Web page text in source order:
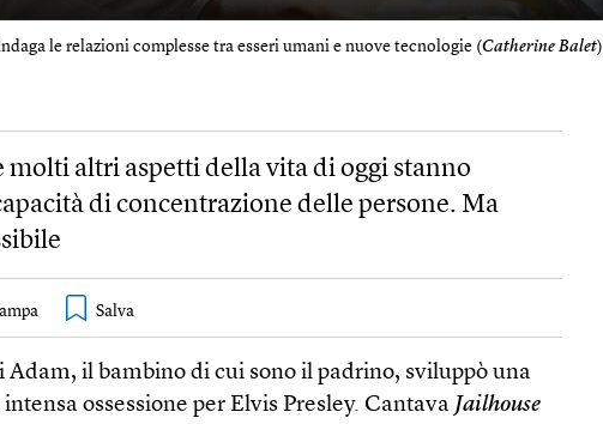
le relazioni complesse tra esseri umani e nuove tecnologie (Catherine Balet)
molti altri aspetti della vita di oggi stanno
di concentrazione delle persone. Ma
Adam, il bambino di cui sono il padrino, sviluppò una
ossessione per Elvis Presley. Cantava Jailhouse